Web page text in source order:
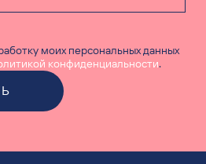
моих персональных данных
конфиденциальности.